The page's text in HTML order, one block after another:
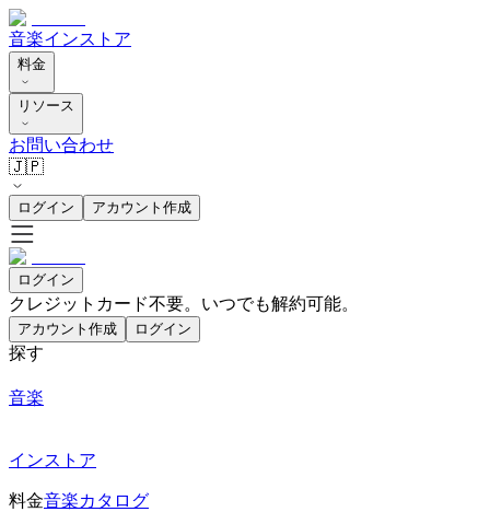
音楽インストア
料金
リソース
お問い合わせ
🇯🇵
ログイン アカウント作成
ログイン
クレジットカード不要。いつでも解約可能。
アカウント作成 ログイン
探す
音楽
インストア
料金音楽カタログ